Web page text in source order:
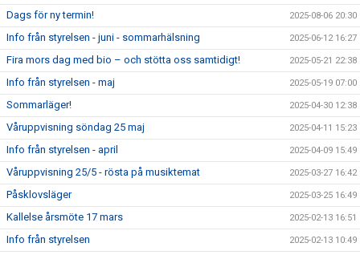
Dags för ny termin! 2025-08-06 20:30
Info från styrelsen - juni - sommarhälsning 2025-06-12 16:27
Fira mors dag med bio – och stötta oss samtidigt! 2025-05-21 22:38
Info från styrelsen - maj 2025-05-19 07:00
Sommarläger! 2025-04-30 12:38
Våruppvisning söndag 25 maj 2025-04-11 15:23
Info från styrelsen - april 2025-04-09 15:49
Våruppvisning 25/5 - rösta på musiktemat 2025-03-27 16:42
Påsklovsläger 2025-03-25 16:49
Kallelse årsmöte 17 mars 2025-02-13 16:51
Info från styrelsen 2025-02-13 10:49